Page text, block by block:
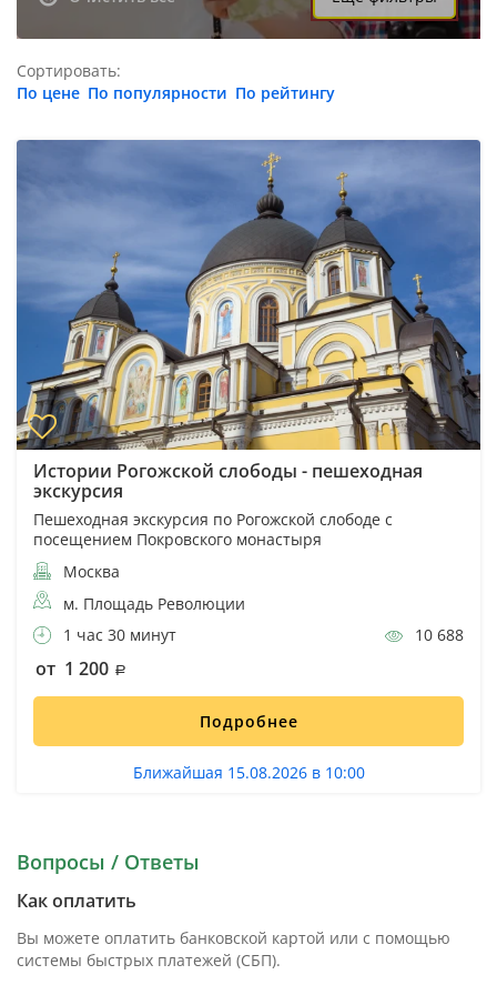
Сортировать:
По цене По популярности По рейтингу
Истории Рогожской слободы - пешеходная
экскурсия
Пешеходная экскурсия по Рогожской слободе с
посещением Покровского монастыря
Москва
м. Площадь Революции
1 час 30 минут
10 688
от 1 200
Подробнее
Ближайшая 15.08.2026 в 10:00
Вопросы / Ответы
Как оплатить
Вы можете оплатить банковской картой или с помощью
системы быстрых платежей (СБП).